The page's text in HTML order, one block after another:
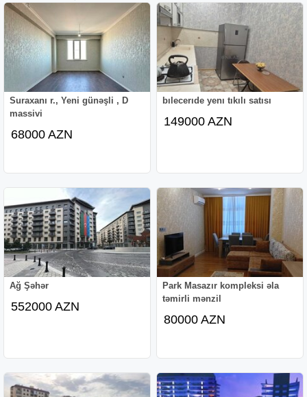
Suraxanı r., Yeni günəşli , D
massivi
68000 AZN
bılecerıde yenı tıkılı satısı
149000 AZN
Ağ Şəhər
552000 AZN
Park Masazır kompleksi əla
təmirli mənzil
80000 AZN